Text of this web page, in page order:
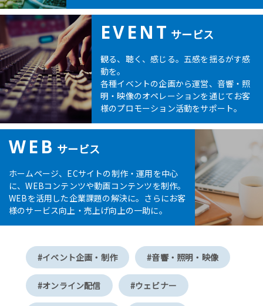
EVENT サービス
観る、聴く、感じる。五感を揺るがす感
動を。
各種イベントの企画から運営、音響・照
明・映像のオペレーションを通じてお客
様のプロモーション活動をサポート。
WEB サービス
ホームページ、ECサイトの制作・運用を中心
に、WEBコンテンツや動画コンテンツを制作。
WEBを活用した企業課題の解決に。さらにお客
様のサービス向上・売上げ向上の一助に。
#イベント企画・制作 #音響・照明・映像
#オンライン配信 #ウェビナー